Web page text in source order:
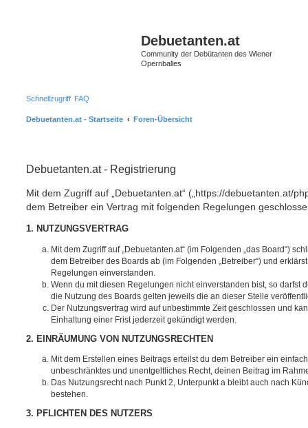
Debuetanten.at
Community der Debütanten des Wiener
Opernballes
Schnellzugriff FAQ
Debuetanten.at - Startseite Foren-Übersicht
Debuetanten.at - Registrierung
Mit dem Zugriff auf „Debuetanten.at“ („https://debuetanten.at/
dem Betreiber ein Vertrag mit folgenden Regelungen
1. NUTZUNGSVERTRAG
Mit dem Zugriff auf „Debuetanten.at“ (im Folgenden „das Board“)
dem Betreiber des Boards ab (im Folgenden „Betreiber“) und
Regelungen einverstanden.
Wenn du mit diesen Regelungen nicht einverstanden bist, so darfst
die Nutzung des Boards gelten jeweils die an dieser Stelle
Der Nutzungsvertrag wird auf unbestimmte Zeit geschlossen und
Einhaltung einer Frist jederzeit gekündigt werden.
2. EINRÄUMUNG VON NUTZUNGSRECHTEN
Mit dem Erstellen eines Beitrags erteilst du dem Betreiber ein
unbeschränktes und unentgeltliches Recht, deinen Beitrag im
Das Nutzungsrecht nach Punkt 2, Unterpunkt a bleibt auch nach
bestehen.
3. PFLICHTEN DES NUTZERS